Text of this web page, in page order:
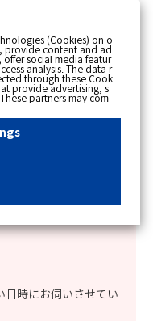
不在票が入っていた
い。
日時にお伺いさせてい
(Cookies) on o
provide content and ad
social media featur
analysis. The data r
through these Cook
provide advertising, s
partners may com
that you have provi
from your use of their s
optimise advertisemen
than us on the internet.
If you agree to the use
To select your preferen
settings at any time by c
banner or through y
regarding the pr
DetailsPrivacy Polic